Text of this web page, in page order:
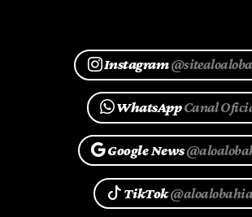
Instagram
WhatsAppCanal
Google News
TikTok@aloalobahia